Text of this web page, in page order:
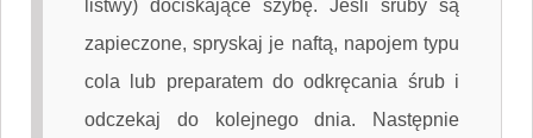
listwy) dociskające szybę. Jeśli śruby są
zapieczone, spryskaj je naftą, napojem typu
cola lub preparatem do odkręcania śrub i
odczekaj do kolejnego dnia. Następnie